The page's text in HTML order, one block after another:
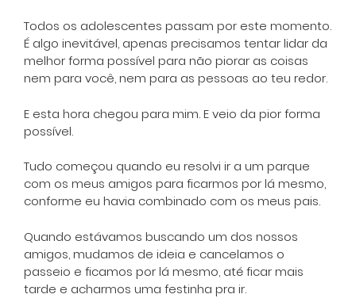
Todos os adolescentes passam por este momento.
É algo inevitável, apenas precisamos tentar lidar da
melhor forma possível para não piorar as coisas
nem para você, nem para as pessoas ao teu redor.
E esta hora chegou para mim. E veio da pior forma
possível.
Tudo começou quando eu resolvi ir a um parque
com os meus amigos para ficarmos por lá mesmo,
conforme eu havia combinado com os meus pais.
Quando estávamos buscando um dos nossos
amigos, mudamos de ideia e cancelamos o
passeio e ficamos por lá mesmo, até ficar mais
tarde e acharmos uma festinha pra ir.